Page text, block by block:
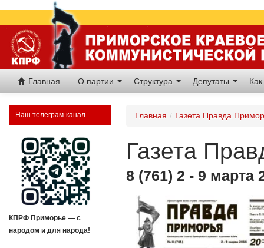
Главная О партии Структура Депутаты
Наш телеграм-канал
КПРФ Приморье — с
народом и для народа!
Главная / Газета Правда
Газета
8 (761) 2 - 9 марта